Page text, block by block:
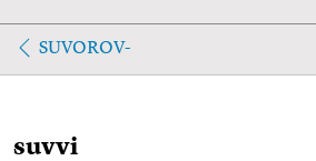
SUVOROV-
suvvi